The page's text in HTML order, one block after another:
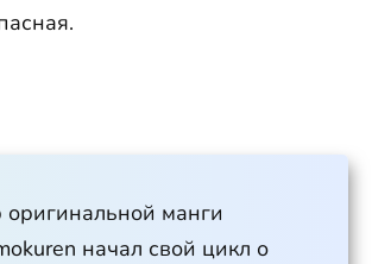
оригинальной манги
начал свой цикл о